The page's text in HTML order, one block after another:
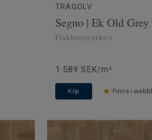
TRÄGOLV
Segno | Ek Old Grey
Fiskbensparkett
1 589 SEK/m²
Köp Finns i